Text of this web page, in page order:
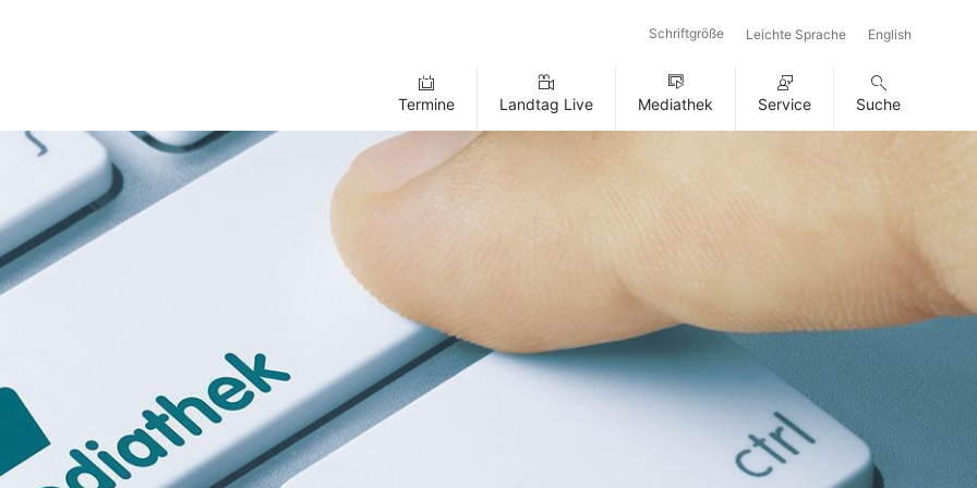
Schriftgröße Leichte Sprache English
Termine Landtag Live Mediathek Service Suche